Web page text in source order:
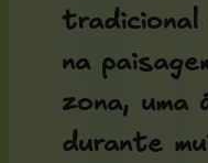
tradicional
na
zona, uma
durante